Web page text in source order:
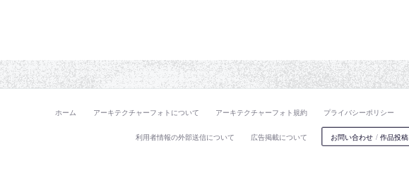
ホーム アーキテクチャーフォトについて アーキテクチャーフォト規約 プライバシーポリシー
利用者情報の外部送信について 広告掲載について お問い合わせ / 作品投稿